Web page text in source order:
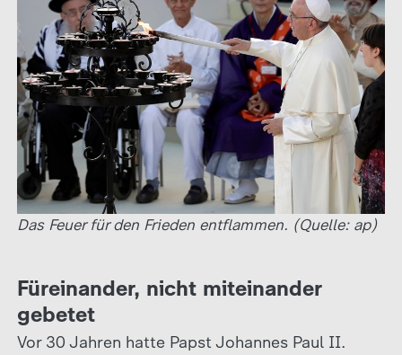
Das Feuer für den Frieden entflammen. (Quelle: ap)
Füreinander, nicht miteinander
gebetet
Vor 30 Jahren hatte Papst Johannes Paul II.